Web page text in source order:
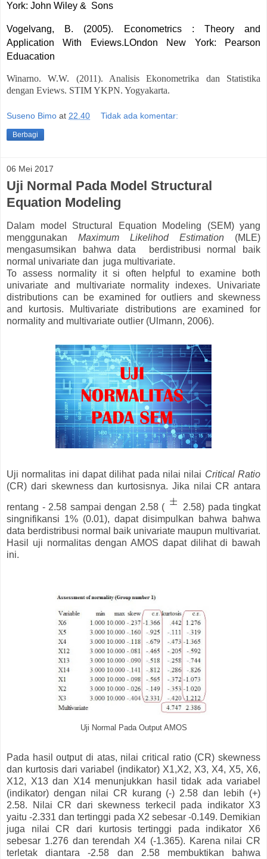
York: John Wiley & Sons
Vogelvang, B. (2005). Econometrics : Theory and
Application With Eviews.LOndon New York: Pearson
Eduacation
Winarno. W.W. (2011). Analisis Ekonometrika dan Statistika
dengan Eviews. STIM YKPN. Yogyakarta.
Suseno Bimo at 22.40 Tidak ada komentar:
Berbagi
06 Mei 2017
Uji Normal Pada Model Structural
Equation Modeling
Dalam model Structural Equation Modeling (SEM) yang
menggunakan Maximum Likelihod Estimation (MLE)
mengasumsikan bahwa data berdistribusi normal baik
normal univariate dan juga multivariate.
To assess normality it si often helpful to examine both
univariate and multivariate normality indexes. Univariate
distributions can be examined for outliers and skewness
and kurtosis. Multivariate distributions are examined for
normality and multivariate outlier (Ulmann, 2006).
Uji normalitas ini dapat dilihat pada nilai nilai Critical Ratio
(CR) dari skewness dan kurtosisnya. Jika nilai CR antara
rentang - 2.58 sampai dengan 2.58 (
2.58) pada tingkat
singnifikansi 1% (0.01), dapat disimpulkan bahwa bahwa
data berdistribusi normal baik univariate maupun multivariat.
Hasil uji normalitas dengan AMOS dapat dilihat di bawah
ini.
Uji Normal Pada Output AMOS
Pada hasil output di atas, nilai critical ratio (CR) skewness
dan kurtosis dari variabel (indikator) X1,X2, X3, X4, X5, X6,
X12, X13 dan X14 menunjukkan hasil tidak ada variabel
(indikator) dengan nilai CR kurang (-) 2.58 dan lebih (+)
2.58. Nilai CR dari skewness terkecil pada indikator X3
yaitu -2.331 dan tertinggi pada X2 sebesar -0.149. Demikian
juga nilai CR dari kurtosis tertinggi pada indikator X6
sebesar 1.276 dan terendah X4 (-1.365). Karena nilai CR
terletak diantara -2.58 dan 2.58 membuktikan bahwa